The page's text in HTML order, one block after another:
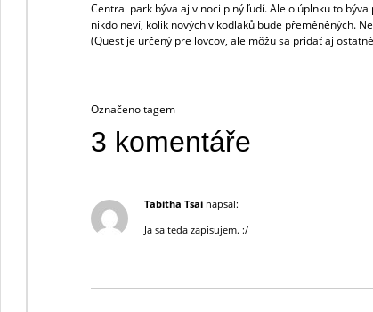
Central park býva aj v noci plný ľudí. Ale o úplnku to
nikdo neví, kolik nových vlkodlaků bude přeměněných.
(Quest je určený pre lovcov, ale môžu sa pridať aj
Označeno tagem
3 komentáře
Tabitha Tsai napsal:
Ja sa teda zapisujem. :/